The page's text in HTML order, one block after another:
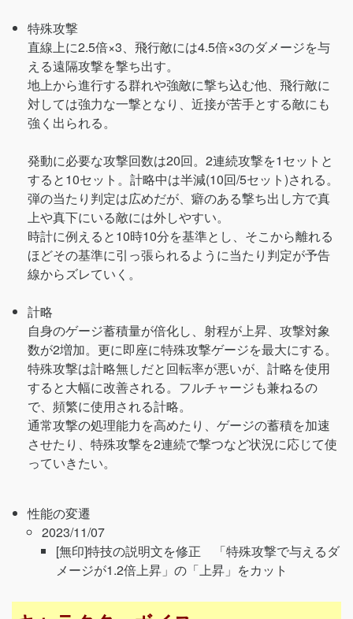
特殊攻撃
直線上に2.5倍×3、飛行敵には4.5倍×3のダメージを与
える遠隔攻撃を撃ち出す。
地上から進行する群れや強敵に撃ち込む他、飛行敵に
対しては強力な一撃となり、近接が苦手とする敵にも
強く出られる。
発動に必要な攻撃回数は20回。2連続攻撃を1セットと
すると10セット。計略中は半減(10回/5セット)される。
弾の当たり判定は広めだが、癖のある撃ち出し方で真
上や真下にいる敵には外しやすい。
時計に例えると10時10分を基準とし、そこから離れる
ほどその基準に引っ張られるように当たり判定が予告
線からズレていく。
計略
自身のゲージ蓄積量が倍化し、射程が上昇、攻撃対象
数が2増加。更に即座に特殊攻撃ゲージを最大にする。
特殊攻撃は計略無しだと回転率が悪いが、計略を使用
すると大幅に改善される。フルチャージも兼ねるの
で、頻繁に使用される計略。
通常攻撃の処理能力を高めたり、ゲージの蓄積を加速
させたり、特殊攻撃を2連続で撃つなど状況に応じて使
っていきたい。
性能の変遷
2023/11/07
[無印]特技の説明文を修正 「特殊攻撃で与えるダ
メージが1.2倍上昇」の「上昇」をカット